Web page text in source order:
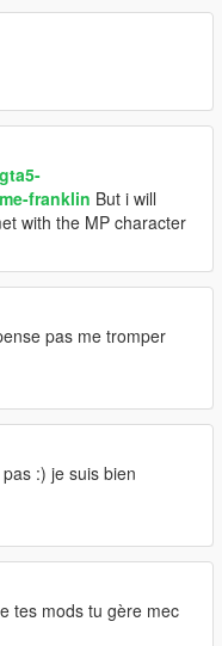
franklin But i will
with the MP character
pas me tromper
:) je suis bien
tes mods tu gère mec